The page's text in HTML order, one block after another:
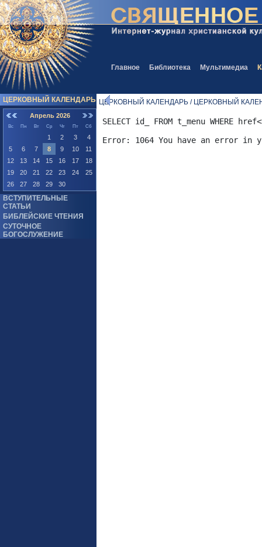
Главное Библиотека Мультимедиа
ЦЕРКОВНЫЙ КАЛЕНДАРЬ
Апрель 2026
Вс Пн Вт Ср Чт Пт Сб
1 2 3
4
5
6 7 8 9 10
11
12
13 14 15 16 17
18
19
20 21 22 23 24
25
26
27 28 29 30
ВСТУПИТЕЛЬНЫЕ
СТАТЬИ
БИБЛЕЙСКИЕ ЧТЕНИЯ
СУТОЧНОЕ
БОГОСЛУЖЕНИЕ
ЦЕРКОВНЫЙ КАЛЕНДАРЬ / ЦЕРКОВНЫЙ
SELECT id_ FROM t_menu WHERE